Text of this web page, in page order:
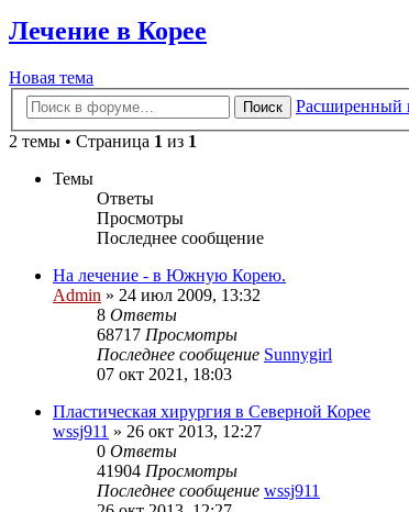
Лечение в Корее
Новая тема
Поиск
Расширенный
2 темы • Страница 1 из 1
Темы
Ответы
Просмотры
Последнее сообщение
На лечение - в Южную Корею.
Admin » 24 июл 2009, 13:32
8 Ответы
68717 Просмотры
Последнее сообщение Sunnygirl
07 окт 2021, 18:03
Пластическая хирургия в Северной Корее
wssj911 » 26 окт 2013, 12:27
0 Ответы
41904 Просмотры
Последнее сообщение wssj911